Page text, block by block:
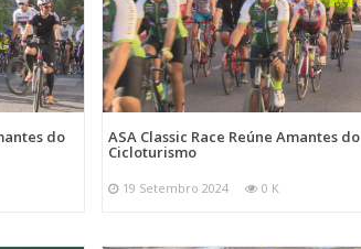
do ASA Classic Race Reúne Amantes do
Cicloturismo
19 Setembro 2024 0 K